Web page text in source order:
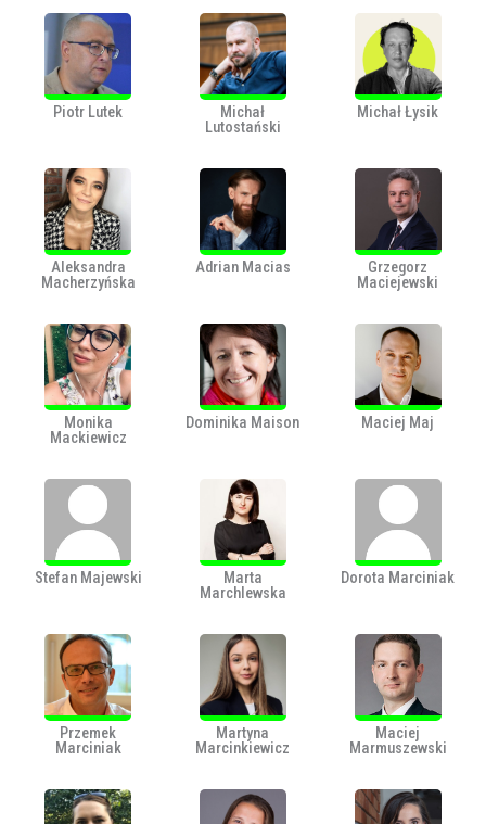
Piotr Lutek
Michał
Lutostański
Michał Łysik
Aleksandra
Macherzyńska
Adrian Macias
Grzegorz
Maciejewski
Monika
Mackiewicz
Dominika Maison Maciej Maj
Stefan Majewski
Marta
Marchlewska
Dorota Marciniak
Przemek
Marciniak
Martyna
Marcinkiewicz
Maciej
Marmuszewski